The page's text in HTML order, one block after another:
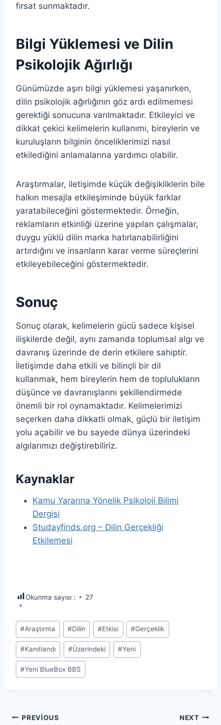
fırsat sunmaktadır.
Bilgi Yüklemesi ve Dilin
Psikolojik Ağırlığı
Günümüzde aşırı bilgi yüklemesi yaşanırken,
dilin psikolojik ağırlığının göz ardı edilmemesi
gerektiği sonucuna varılmaktadır. Etkileyici ve
dikkat çekici kelimelerin kullanımı, bireylerin ve
kuruluşların bilginin önceliklerimizi nasıl
etkilediğini anlamalarına yardımcı olabilir.
Araştırmalar, iletişimde küçük değişikliklerin bile
halkın mesajla etkileşiminde büyük farklar
yaratabileceğini göstermektedir. Örneğin,
reklamların etkinliği üzerine yapılan çalışmalar,
duygu yüklü dilin marka hatırlanabilirliğini
artırdığını ve insanların karar verme süreçlerini
etkileyebileceğini göstermektedir.
Sonuç
Sonuç olarak, kelimelerin gücü sadece kişisel
ilişkilerde değil, aynı zamanda toplumsal algı ve
davranış üzerinde de derin etkilere sahiptir.
İletişimde daha etkili ve bilinçli bir dil
kullanmak, hem bireylerin hem de toplulukların
düşünce ve davranışlarını şekillendirmede
önemli bir rol oynamaktadır. Kelimelerimizi
seçerken daha dikkatli olmak, güçlü bir iletişim
yolu açabilir ve bu sayede dünya üzerindeki
algılarımızı değiştirebiliriz.
Kaynaklar
Kamu Yararına Yönelik Psikoloji Bilimi
Dergisi
Studayfinds.org – Dilin Gerçekliği
Etkilemesi
Okunma sayısı : 27
Post
Tags:
#Araştırma #Dilin #Etkisi #Gerçeklik
#Kanıtlandı #Üzerindeki #Yeni
#Yeni BlueBox BBS
Yazı
PREVIOUS NEXT